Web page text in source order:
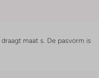
maat s. De pasvorm is